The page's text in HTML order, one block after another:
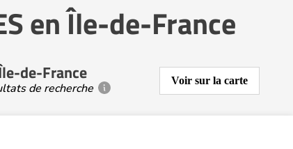
en Île-de-France
de-France
de recherche
Voir sur la carte